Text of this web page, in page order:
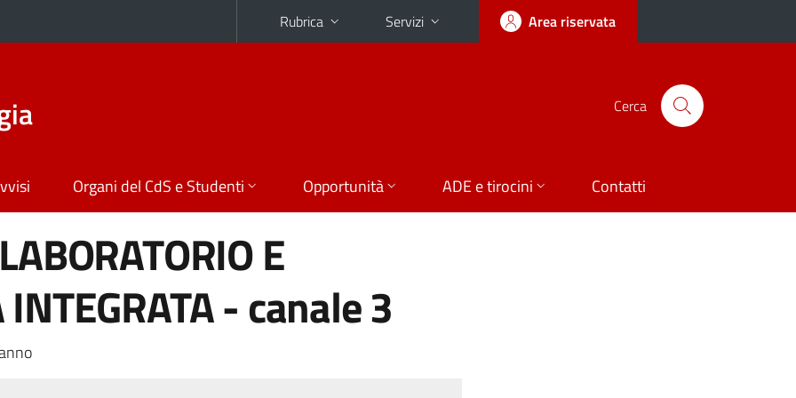
Rubrica Servizi Area riservata
Cerca
Organi del CdS e Studenti Opportunità ADE e tirocini Contatti
E
INTEGRATA - canale 3